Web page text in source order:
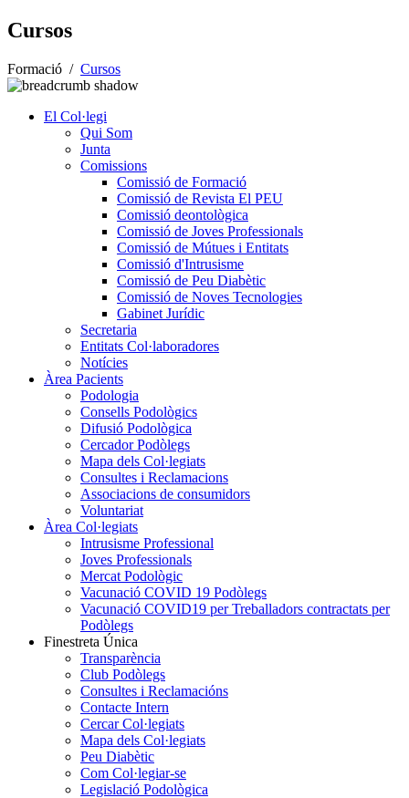
Cursos
Formació / Cursos
El Col·legi
Qui Som
Junta
Comissions
Comissió de Formació
Comissió de Revista El PEU
Comissió deontològica
Comissió de Joves Professionals
Comissió de Mútues i Entitats
Comissió d'Intrusisme
Comissió de Peu Diabètic
Comissió de Noves Tecnologies
Gabinet Jurídic
Secretaria
Entitats Col·laboradores
Notícies
Àrea Pacients
Podologia
Consells Podològics
Difusió Podològica
Cercador Podòlegs
Mapa dels Col·legiats
Consultes i Reclamacions
Associacions de consumidors
Voluntariat
Àrea Col·legiats
Intrusisme Professional
Joves Professionals
Mercat Podològic
Vacunació COVID 19 Podòlegs
Vacunació COVID19 per Treballadors contractats per
Podòlegs
Finestreta Única
Transparència
Club Podòlegs
Consultes i Reclamacións
Contacte Intern
Cercar Col·legiats
Mapa dels Col·legiats
Peu Diabètic
Com Col·legiar-se
Legislació Podològica